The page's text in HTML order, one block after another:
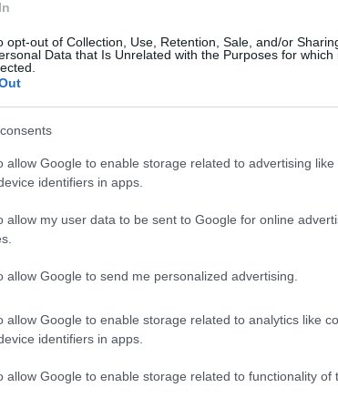
opt-out of Collection, Use, Retention, Sale, and/or
Data that Is Unrelated with the Purposes for which
allow Google to enable storage related to advertising like
identifiers in apps.
allow my user data to be sent to Google for online
allow Google to send me personalized advertising.
allow Google to enable storage related to analytics like
identifiers in apps.
allow Google to enable storage related to functionality of
για τη
«Στράτας φαείν» – Το
Νίκος Κυψίδης
να τιμά τα
10:03πμ
Γενοκτονία των Ποντίων: Η
ξεχνά